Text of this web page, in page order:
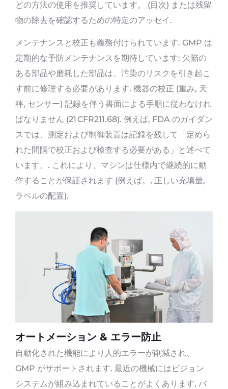
どの方法の使用を推奨しています。 (目次) または残留
物の除去を確認するための特定のアッセイ.
メンテナンスと校正も義務付けられています. GMP は
定期的な予防メンテナンスを期待しています: 欠陥の
ある部品や磨耗した部品は、汚染のリスクを引き起こ
す前に修理する必要があります. 機器の校正 (重み, 天
秤, センサー) 記録を伴う書面による手順に従わなけれ
ばなりません (21 CFR211.68). 例えば, FDA のガイダン
スでは、測定および制御装置は記録を残して「定めら
れた間隔で校正および検査する必要がある」と述べて
います。. これにより、マシンは仕様内で継続的に動
作することが保証されます (例えば。, 正しい充填量,
ラベルの配置).
オートメーション & エラー防止
自動化された機能により人的エラーが削減され、
GMP がサポートされます. 最近の機械にはビジョン
システムが組み込まれていることがよくあります, バ